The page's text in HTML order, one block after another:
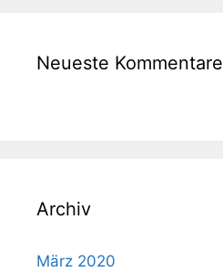
Neueste Kommentare
Archiv
März 2020